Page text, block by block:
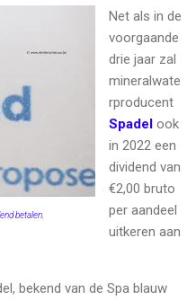
betalen.
Net als in de
voorgaande
drie jaar zal
mineralwate
rproducent
Spadel ook
in 2022 een
dividend van
€2,00 bruto
per aandeel
uitkeren aan
bekend van de Spa blauw